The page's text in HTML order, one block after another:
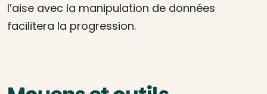
l’aise avec la manipulation de données
facilitera la progression.